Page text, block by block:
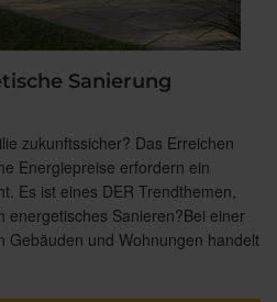
Sanierung
zukunftssicher? Das Erreichen
Energiepreise erfordern ein
Es ist eines DER Trendthemen,
energetisches Sanieren?Bei einer
Gebäuden und Wohnungen handelt